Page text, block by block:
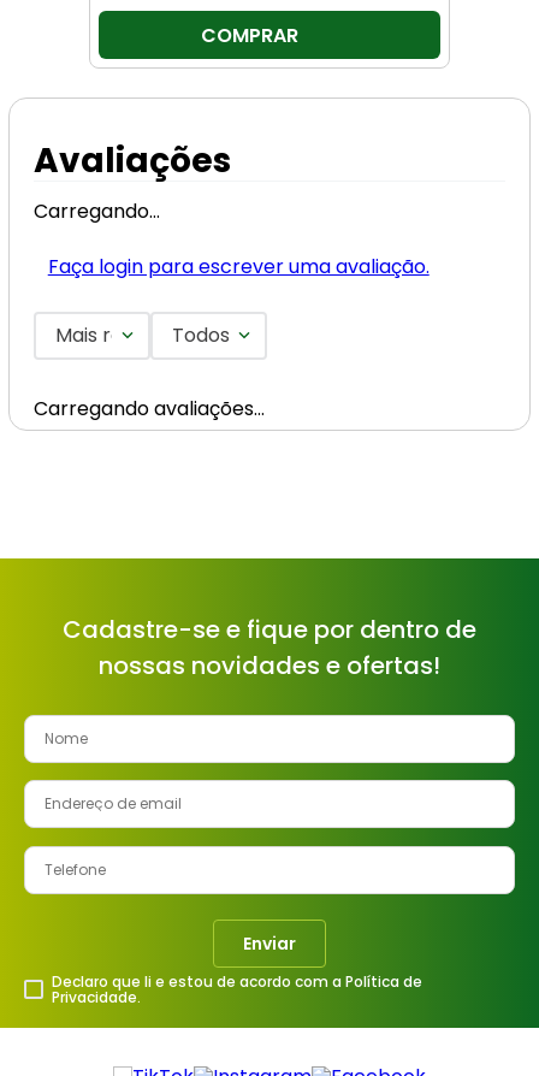
COMPRAR
Avaliações
Carregando…
Faça login para escrever uma avaliação.
Mais recentesTodos
Carregando avaliações…
Cadastre-se e fique por dentro de
nossas novidades e ofertas!
Enviar
Declaro que li e estou de acordo com a Política de
Privacidade.